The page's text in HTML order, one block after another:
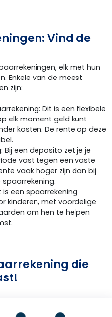
Vind de
elk met hun
Enkele van de meest
zijn:
Dit is een flexibele
elk moment geld kunt
kosten. De rente op deze
Bij een deposito zet je je
vast tegen een vaste
vaak hoger zijn dan bij
is een spaarrekening
kinderen, met voordelige
om hen te helpen
die